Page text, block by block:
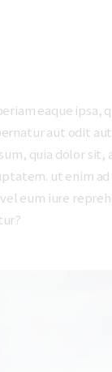
eaque ipsa,
aut odit
quia dolor
ut enim
eum iure